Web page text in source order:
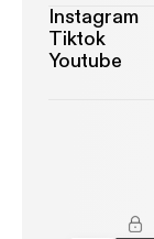
Instagram
Tiktok
Youtube